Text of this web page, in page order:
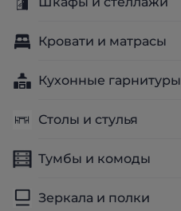
Кровати и матрасы
Кухонные гарнитуры
Столы и стулья
Тумбы и комоды
Зеркала и полки